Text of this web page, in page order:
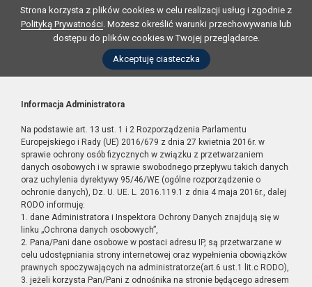
Strona korzysta z plików cookies w celu realizacji usług i zgodnie z
Polityką Prywatności. Możesz określić warunki przechowywania lub
dostępu do plików cookies w Twojej przeglądarce.
Akceptuję ciasteczka
Informacja Administratora
Na podstawie art. 13 ust. 1 i 2 Rozporządzenia Parlamentu
Europejskiego i Rady (UE) 2016/679 z dnia 27 kwietnia 2016r. w
sprawie ochrony osób fizycznych w związku z przetwarzaniem
danych osobowych i w sprawie swobodnego przepływu takich danych
oraz uchylenia dyrektywy 95/46/WE (ogólne rozporządzenie o
ochronie danych), Dz. U. UE. L. 2016.119.1 z dnia 4 maja 2016r., dalej
RODO informuję:
1. dane Administratora i Inspektora Ochrony Danych znajdują się w
linku „Ochrona danych osobowych”,
2. Pana/Pani dane osobowe w postaci adresu IP, są przetwarzane w
celu udostępniania strony internetowej oraz wypełnienia obowiązków
prawnych spoczywających na administratorze(art.6 ust.1 lit.c RODO),
3. jeżeli korzysta Pan/Pani z odnośnika na stronie będącego adresem